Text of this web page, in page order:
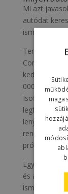
Mi azt
autódat
ismerkedj
Combo Life
000 forintért
Isofix
lenyűgöző
rendelkezik:
próbálni)
Egyébként
és a
ismerjük